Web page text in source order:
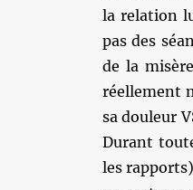
la relation
pas des
de la
réellement
sa douleur
Durant
les